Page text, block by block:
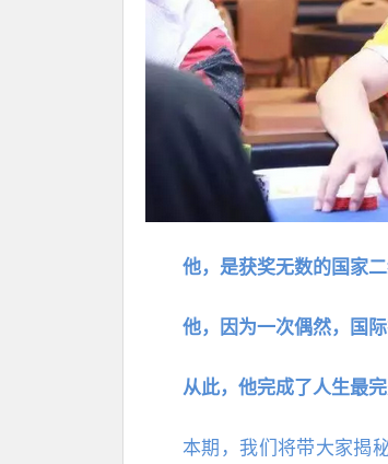
他，是获奖无数的国家二
他，因为一次偶然，国
从此，他完成了人生最完
本期，我们将带大家揭